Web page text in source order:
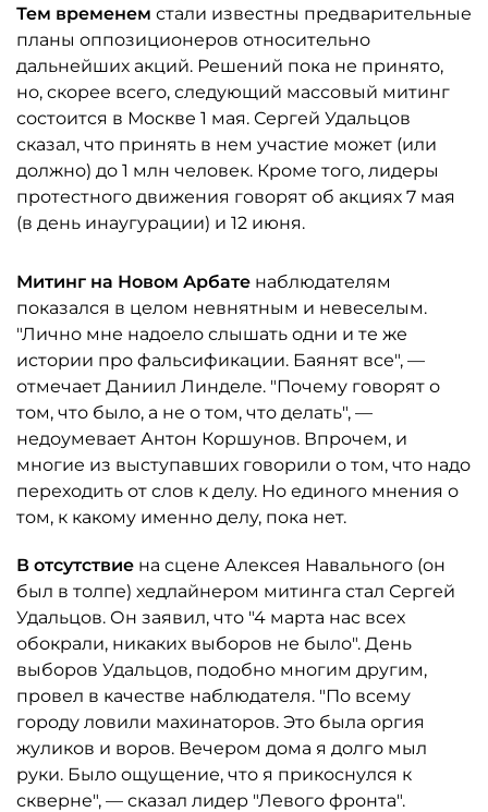
Тем временем стали известны предварительные
планы оппозиционеров относительно
дальнейших акций. Решений пока не принято,
но, скорее всего, следующий массовый митинг
состоится в Москве 1 мая. Сергей Удальцов
сказал, что принять в нем участие может (или
должно) до 1 млн человек. Кроме того, лидеры
протестного движения говорят об акциях 7 мая
(в день инаугурации) и 12 июня.
Митинг на Новом Арбате наблюдателям
показался в целом невнятным и невеселым.
"Лично мне надоело слышать одни и те же
истории про фальсификации. Баянят все", —
отмечает Даниил Линделе. "Почему говорят о
том, что было, а не о том, что делать", —
недоумевает Антон Коршунов. Впрочем, и
многие из выступавших говорили о том, что надо
переходить от слов к делу. Но единого мнения о
том, к какому именно делу, пока нет.
В отсутствие на сцене Алексея Навального (он
был в толпе) хедлайнером митинга стал Сергей
Удальцов. Он заявил, что "4 марта нас всех
обокрали, никаких выборов не было". День
выборов Удальцов, подобно многим другим,
провел в качестве наблюдателя. "По всему
городу ловили махинаторов. Это была оргия
жуликов и воров. Вечером дома я долго мыл
руки. Было ощущение, что я прикоснулся к
скверне", — сказал лидер "Левого фронта".